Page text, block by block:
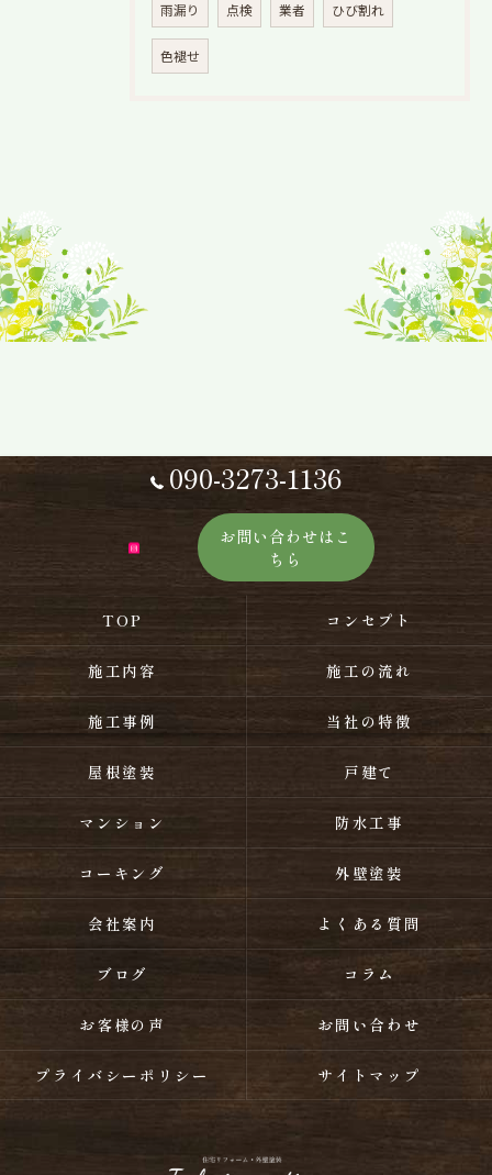
雨漏り 点検 業者 ひび割れ
色褪せ
090-3273-1136
お問い合わせはこ
ちら
TOP コンセプト
施工内容 施工の流れ
施工事例 当社の特徴
屋根塗装 戸建て
マンション 防水工事
コーキング 外壁塗装
会社案内 よくある質問
ブログ コラム
お客様の声 お問い合わせ
プライバシーポリシー サイトマップ